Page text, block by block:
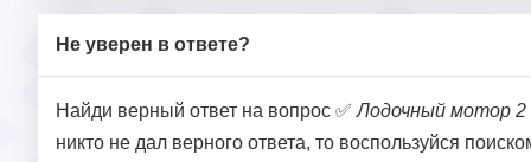
Не уверен в ответе?
Найди верный ответ на вопрос ✅Лодочный мотор
никто не дал верного ответа, то воспользуйся